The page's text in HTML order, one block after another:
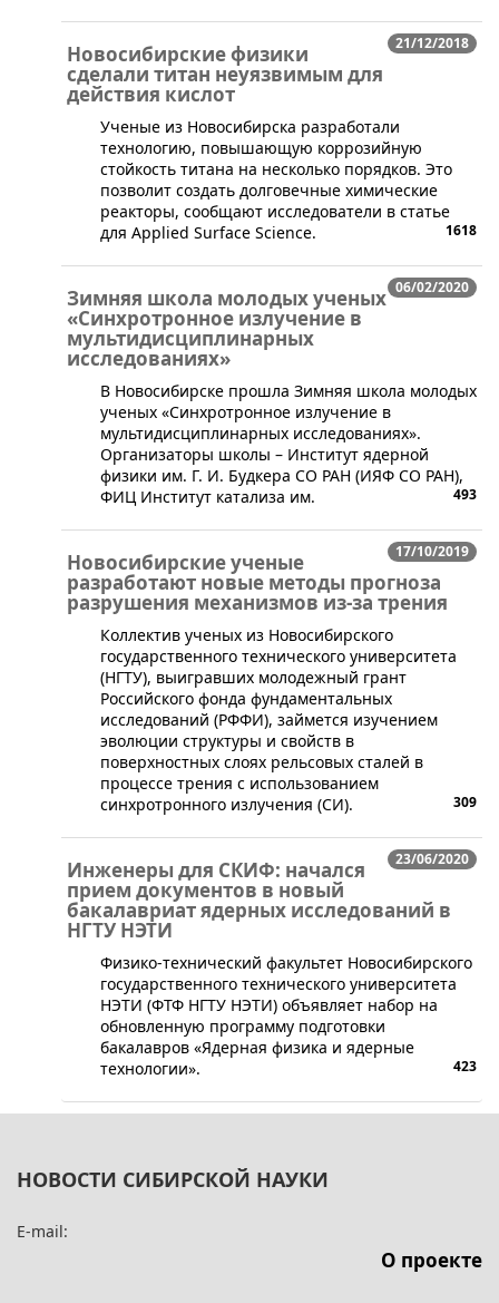
21/12/2018
Новосибирские физики
сделали титан неуязвимым для
действия кислот
​Ученые из Новосибирска разработали
технологию, повышающую коррозийную
стойкость титана на несколько порядков. Это
позволит создать долговечные химические
реакторы, сообщают исследователи в статье
для Applied Surface Science.
1618
06/02/2020
Зимняя школа молодых ученых
«Синхротронное излучение в
мультидисциплинарных
исследованиях»
​В Новосибирске прошла Зимняя школа молодых
ученых «Синхротронное излучение в
мультидисциплинарных исследованиях».
Организаторы школы – Институт ядерной
физики им. Г. И. Будкера СО РАН (ИЯФ СО РАН),
ФИЦ Институт катализа им.
493
17/10/2019
Новосибирские ученые
разработают новые методы прогноза
разрушения механизмов из-за трения
Коллектив ученых из Новосибирского
государственного технического университета
(НГТУ), выигравших молодежный грант
Российского фонда фундаментальных
исследований (РФФИ), займется изучением
эволюции структуры и свойств в
поверхностных слоях рельсовых сталей в
процессе трения с использованием
синхротронного излучения (СИ).
309
23/06/2020
Инженеры для СКИФ: начался
прием документов в новый
бакалавриат ядерных исследований в
НГТУ НЭТИ
Физико-технический факультет Новосибирского
государственного технического университета
НЭТИ (ФТФ НГТУ НЭТИ) объявляет набор на
обновленную программу подготовки
бакалавров «Ядерная физика и ядерные
технологии».
423
НОВОСТИ СИБИРСКОЙ НАУКИ
E-mail:
О проекте